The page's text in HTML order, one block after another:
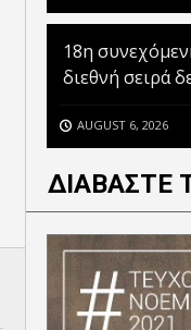
18η
διεθνή σειρά
AUGUST 6, 2026
ΔΙΑΒΑΣΤΕ